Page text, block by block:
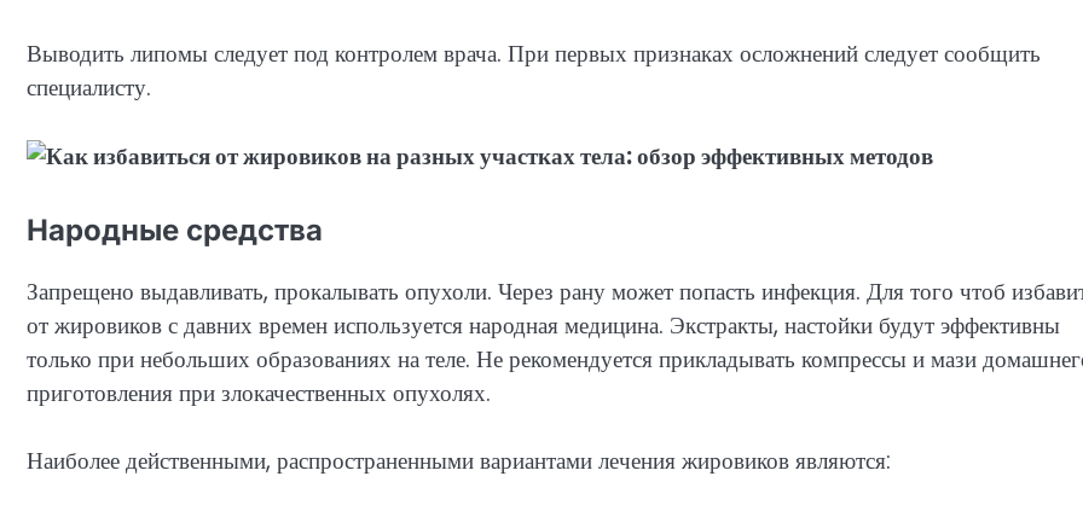
Выводить липомы следует под контролем врача. При первых признаках осложнений следует сообщить
специалисту.
Народные средства
Запрещено выдавливать, прокалывать опухоли. Через рану может попасть инфекция. Для того чтоб
от жировиков с давних времен используется народная медицина. Экстракты, настойки будут эффективны
только при небольших образованиях на теле. Не рекомендуется прикладывать компрессы и мази
приготовления при злокачественных опухолях.
Наиболее действенными, распространенными вариантами лечения жировиков являются: